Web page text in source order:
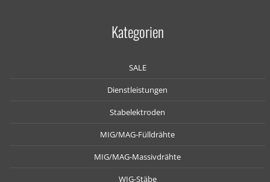
Kategorien
SALE
Dienstleistungen
Stabelektroden
MIG/MAG-Fülldrähte
MIG/MAG-Massivdrähte
WIG-Stäbe